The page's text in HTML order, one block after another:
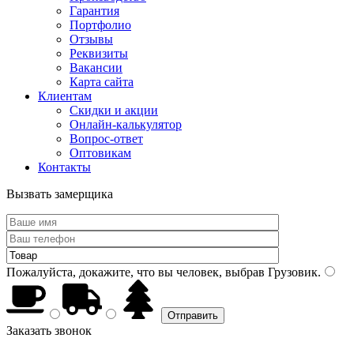
Гарантия
Портфолио
Отзывы
Реквизиты
Вакансии
Карта сайта
Клиентам
Скидки и акции
Онлайн-калькулятор
Вопрос-ответ
Оптовикам
Контакты
Вызвать замерщика
Пожалуйста, докажите, что вы человек, выбрав Грузовик.
Заказать звонок